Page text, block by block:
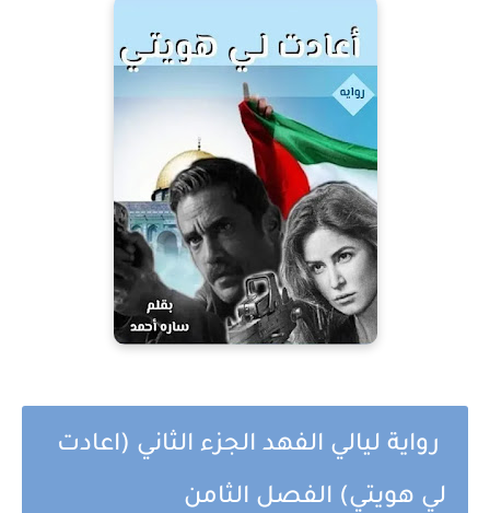
رواية ليالي الفهد الجزء الثاني (اعادت
لي هويتي) الفصل الثامن